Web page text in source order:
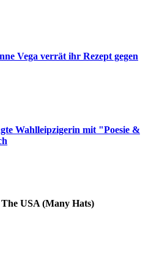
Vega verrät ihr Rezept gegen
Wahlleipzigerin mit "Poesie &
USA (Many Hats)